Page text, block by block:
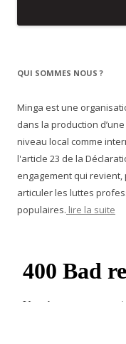
QUI SOMMES NOUS ?
Minga est une
dans la production
niveau local comme
l'article 23 de la
engagement qui
articuler les luttes
populaires. lire la suite